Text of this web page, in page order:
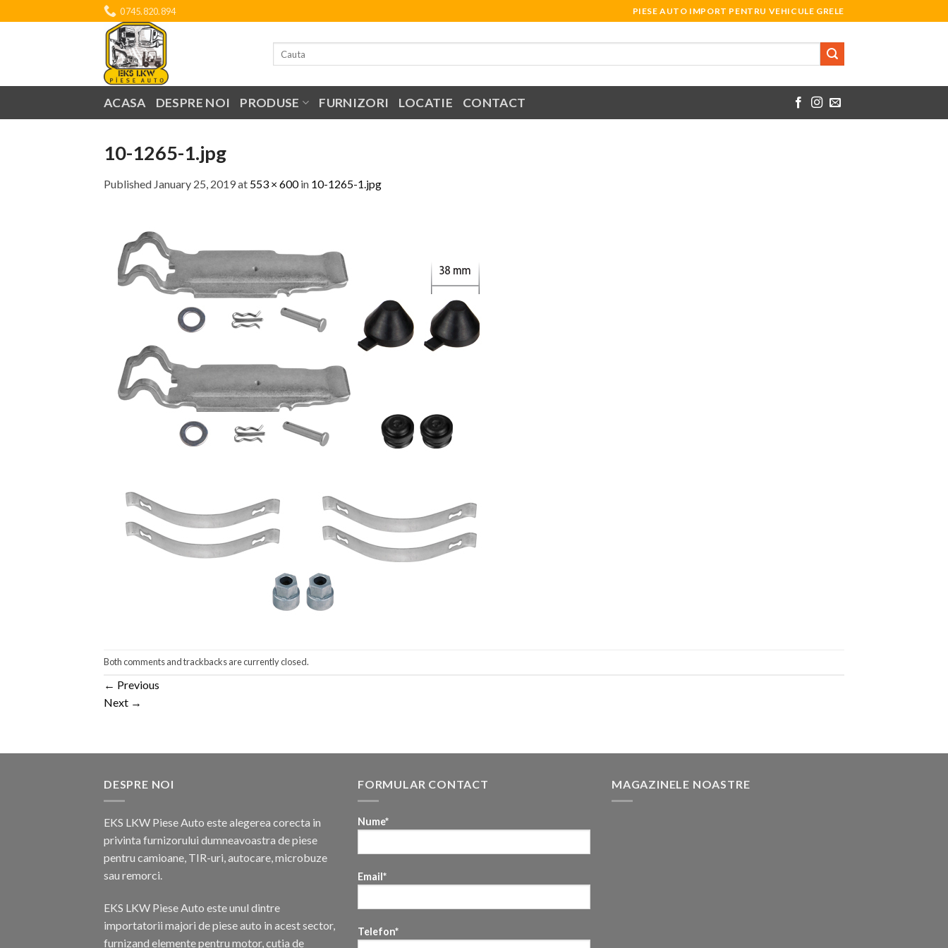
to
0745.820.894 PIESE AUTO IMPORT PENTRU VEHICULE GRELE
ACASA DESPRE NOI PRODUSE FURNIZORI LOCATIE CONTACT
10-1265-1.jpg
Published January 25, 2019at 553 × 600in 10-1265-1.jpg
Both comments and trackbacks are currently closed.
← Previous
Next →
DESPRE NOI
EKS LKW Piese Auto este alegerea corecta in
privinta furnizorului dumneavoastra de piese
pentru camioane, TIR-uri, autocare, microbuze
sau remorci.
EKS LKW Piese Auto este unul dintre
importatorii majori de piese auto in acest sector,
furnizand elemente pentru motor, cutia de
FORMULAR CONTACT
Nume*
Email*
Telefon*
MAGAZINELE NOASTRE